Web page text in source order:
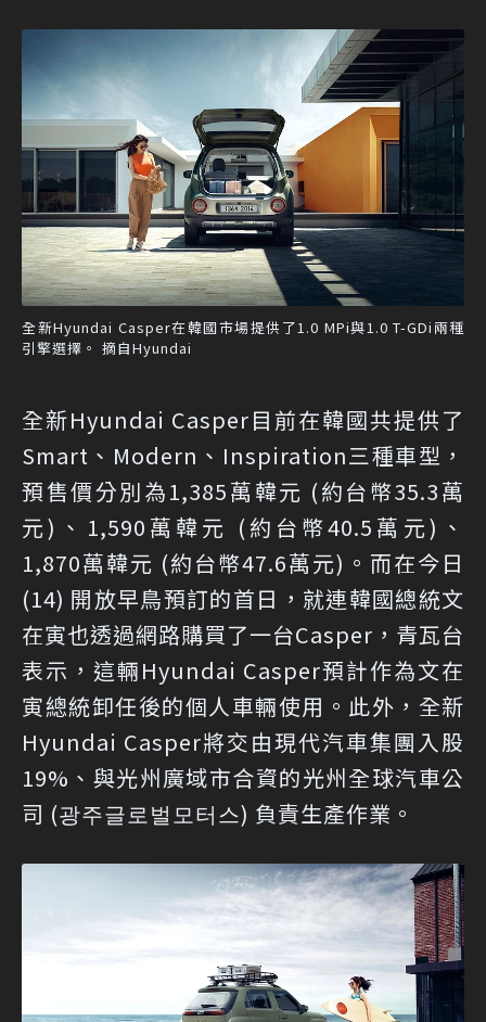
全新Hyundai Casper在韓國市場提供了1.0 MPi與1.0 T-GDi兩種
引擎選擇。 摘自Hyundai
全新Hyundai Casper目前在韓國共提供了
Smart、Modern、Inspiration三種車型，
預售價分別為1,385萬韓元 (約台幣35.3萬
元)、1,590萬韓元 (約台幣40.5萬元)、
1,870萬韓元 (約台幣47.6萬元)。而在今日
(14) 開放早鳥預訂的首日，就連韓國總統文
在寅也透過網路購買了一台Casper，青瓦台
表示，這輛Hyundai Casper預計作為文在
寅總統卸任後的個人車輛使用。此外，全新
Hyundai Casper將交由現代汽車集團入股
19%、與光州廣域市合資的光州全球汽車公
司 (광주글로벌모터스) 負責生產作業。